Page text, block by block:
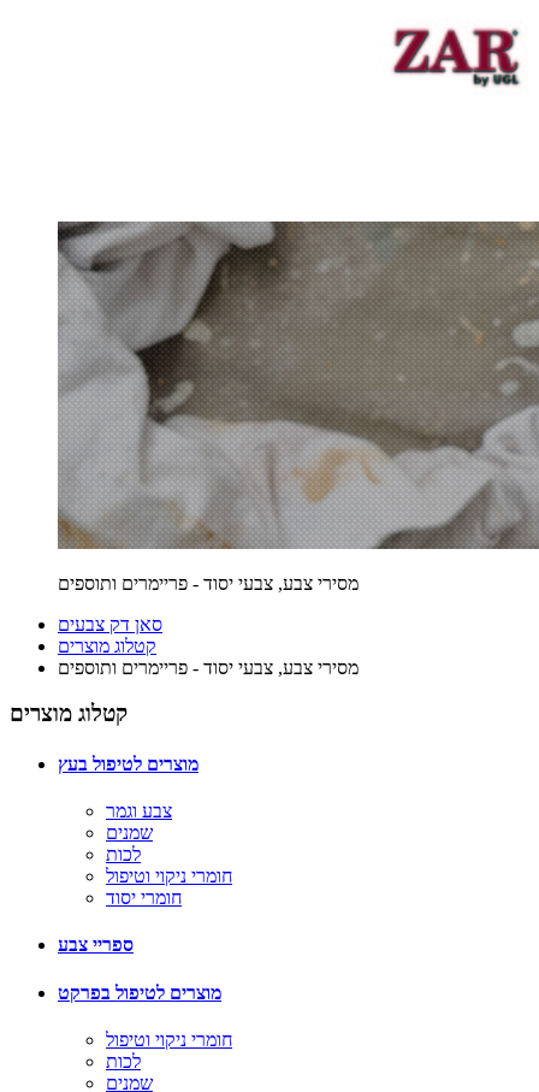
מסירי צבע, צבעי יסוד - פריימרים ותוספים
סאן דק צבעים
קטלוג מוצרים
מסירי צבע, צבעי יסוד - פריימרים ותוספים
קטלוג מוצרים
מוצרים לטיפול בעץ
צבע וגמר
שמנים
לכות
חומרי ניקוי וטיפול
חומרי יסוד
ספריי צבע
מוצרים לטיפול בפרקט
חומרי ניקוי וטיפול
לכות
שמנים